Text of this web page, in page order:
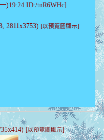
)19:24 ID:/tnR6WHc]
2811x3753) [以預覽圖顯示]
[以預覽圖顯示]